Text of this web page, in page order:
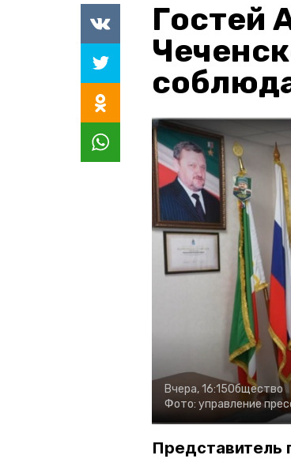
Гостей
Вчера, 16:15Общество
Фото: управление
Представитель